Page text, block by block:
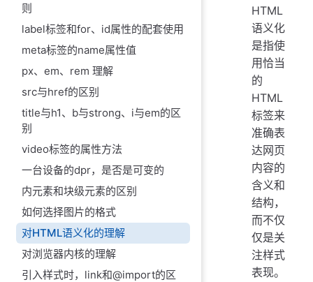
则
label标签和for、id属性的配套使用
meta标签的name属性值
px、em、rem 理解
src与href的区别
title与h1、b与strong、i与em的区
别
video标签的属性方法
一台设备的dpr，是否是可变的
内元素和块级元素的区别
如何选择图片的格式
对HTML语义化的理解
对浏览器内核的理解
引入样式时，link和@import的区
HTML
语义化
是指使
用恰当
的
HTML
标签来
准确表
达网页
内容的
含义和
结构，
而不仅
仅是关
注样式
表现。